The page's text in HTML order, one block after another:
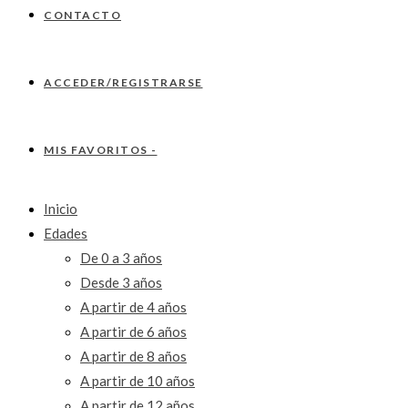
CONTACTO
ACCEDER/REGISTRARSE
MIS FAVORITOS -
Inicio
Edades
De 0 a 3 años
Desde 3 años
A partir de 4 años
A partir de 6 años
A partir de 8 años
A partir de 10 años